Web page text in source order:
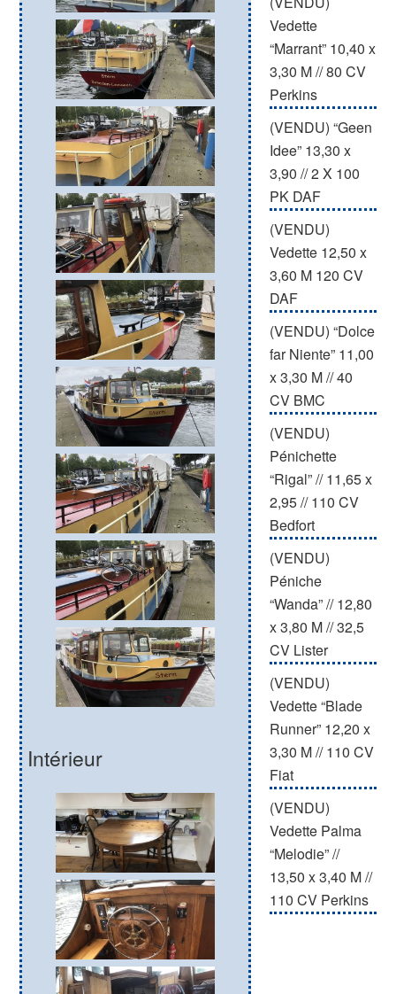
Intérieur
Vedette
“Marrant” 10,40 x
3,30 M // 80 CV
Perkins
(VENDU) “Geen
Idee” 13,30 x
3,90 // 2 X 100
PK DAF
(VENDU)
Vedette 12,50 x
3,60 M 120 CV
DAF
(VENDU) “Dolce
far Niente” 11,00
x 3,30 M // 40
CV BMC
(VENDU)
Pénichette
“Rigal” // 11,65 x
2,95 // 110 CV
Bedfort
(VENDU)
Péniche
“Wanda” // 12,80
x 3,80 M // 32,5
CV Lister
(VENDU)
Vedette “Blade
Runner” 12,20 x
3,30 M // 110 CV
Fiat
(VENDU)
Vedette Palma
“Melodie” //
13,50 x 3,40 M //
110 CV Perkins